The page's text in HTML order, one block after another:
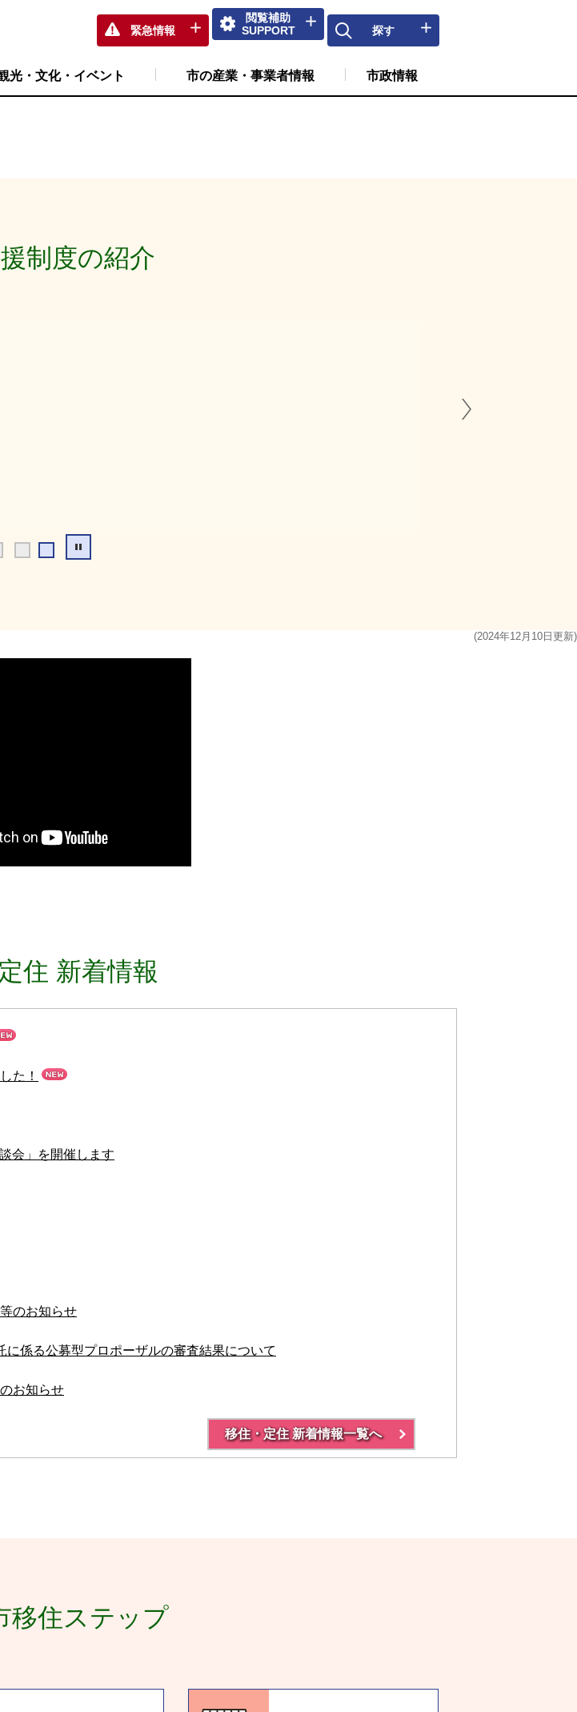
緊急情報
閲覧補助
SUPPORT
探す
移住・定住促進 伊万里市移住・定住支援サイト
光・文化・イベント 市の産業・事業者情報 市政情報
制度の紹介
(2024年12月10日更新)
住 新着情報
移住・定住 新着情報一覧へ
た！
会」を開催します
のお知らせ
係る公募型プロポーザルの審査結果について
お知らせ
移住ステップ